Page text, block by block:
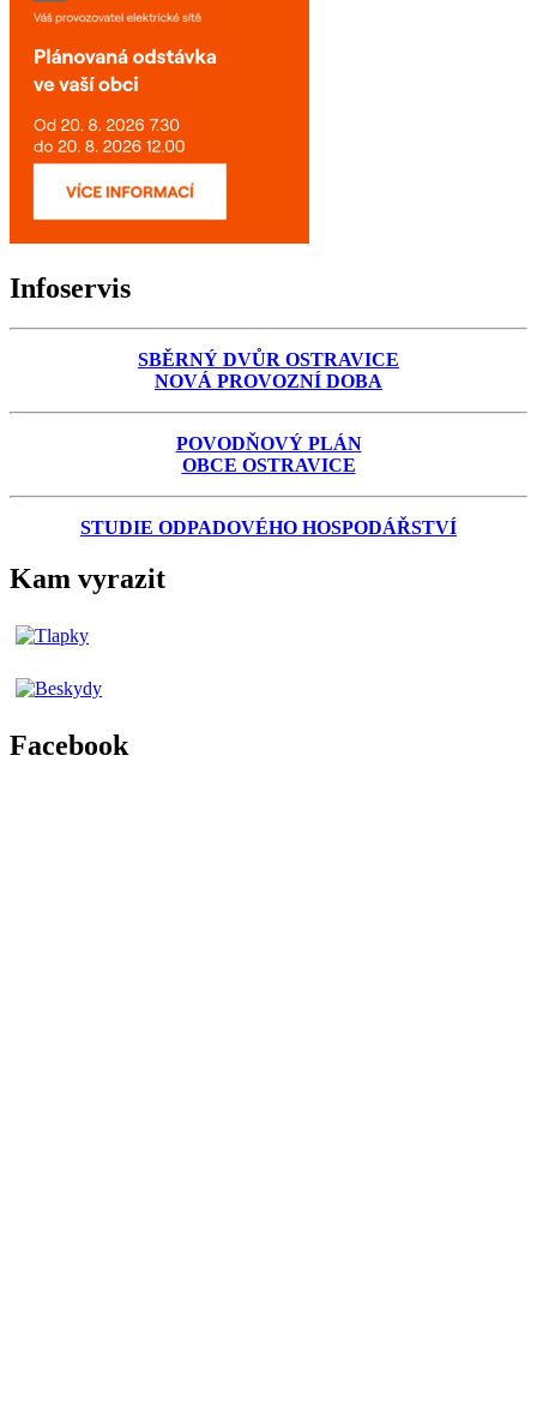
Infoservis
SBĚRNÝ DVŮR OSTRAVICE
NOVÁ PROVOZNÍ DOBA
POVODŇOVÝ PLÁN
OBCE OSTRAVICE
STUDIE ODPADOVÉHO HOSPODÁŘSTVÍ
Kam vyrazit
Facebook